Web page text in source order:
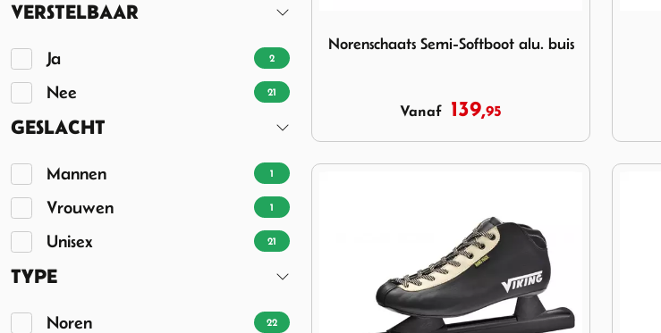
VERSTELBAAR
Ja 2
Nee 21
GESLACHT
Mannen 1
Vrouwen 1
Unisex 21
TYPE
Noren 22
Norenschaats Semi-Softboot alu. buis
Vanaf 139,95